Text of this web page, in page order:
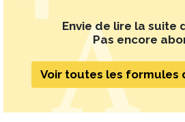
Envie de lire la suite
Pas encore
Voir toutes les formules